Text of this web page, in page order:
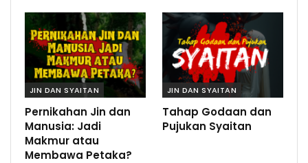
JIN DAN SYAITAN
Pernikahan Jin dan
Manusia: Jadi
Makmur atau
Membawa Petaka?
JIN DAN SYAITAN
Tahap Godaan dan
Pujukan Syaitan